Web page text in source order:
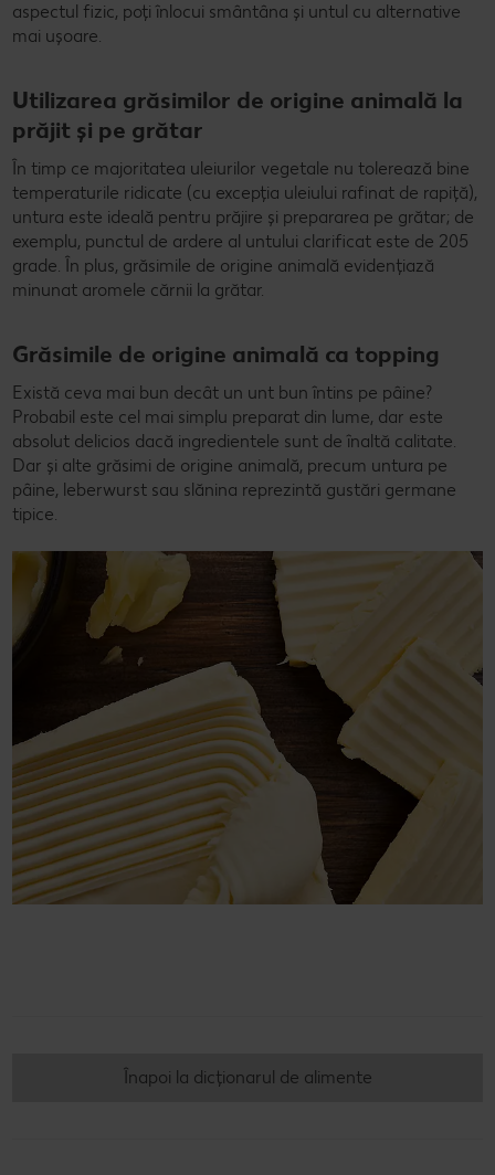
aspectul fizic, poți înlocui smântâna și untul cu alternative
mai ușoare.
Utilizarea grăsimilor de origine animală la
prăjit și pe grătar
În timp ce majoritatea uleiurilor vegetale nu tolerează bine
temperaturile ridicate (cu excepția uleiului rafinat de rapiță),
untura este ideală pentru prăjire și prepararea pe grătar; de
exemplu, punctul de ardere al untului clarificat este de 205
grade. În plus, grăsimile de origine animală evidențiază
minunat aromele cărnii la grătar.
Grăsimile de origine animală ca topping
Există ceva mai bun decât un unt bun întins pe pâine?
Probabil este cel mai simplu preparat din lume, dar este
absolut delicios dacă ingredientele sunt de înaltă calitate.
Dar și alte grăsimi de origine animală, precum untura pe
pâine, leberwurst sau slănina reprezintă gustări germane
tipice.
Înapoi la dicționarul de alimente